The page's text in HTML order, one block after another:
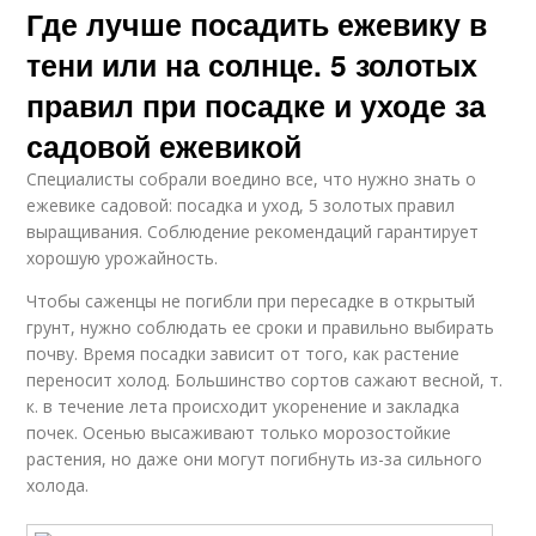
Где лучше посадить ежевику в
тени или на солнце. 5 золотых
правил при посадке и уходе за
садовой ежевикой
Специалисты собрали воедино все, что нужно знать о
ежевике садовой: посадка и уход, 5 золотых правил
выращивания. Соблюдение рекомендаций гарантирует
хорошую урожайность.
Чтобы саженцы не погибли при пересадке в открытый
грунт, нужно соблюдать ее сроки и правильно выбирать
почву. Время посадки зависит от того, как растение
переносит холод. Большинство сортов сажают весной, т.
к. в течение лета происходит укоренение и закладка
почек. Осенью высаживают только морозостойкие
растения, но даже они могут погибнуть из-за сильного
холода.